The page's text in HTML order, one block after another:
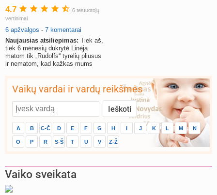
4.7
6 testuotojų
vertinimai
6 apžvalgos - 7 komentarai
Naujausias atsiliepimas: Tiek aš,
tiek 6 mėnesių dukrytė Linėja
matom tik „Rūdolfs“ tyrelių pliusus
ir nematom, kad kažkas mums
Vaikų vardai ir vardų reikšmės
A B C-Č D E F G H I J K L M N
O P R S-Š T U V Z-Ž
Vaiko sveikata